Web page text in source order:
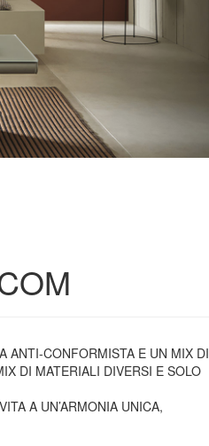
ANTI-CONFORMISTA E UN MIX DI
DI MATERIALI DIVERSI E SOLO
A UN’ARMONIA UNICA,